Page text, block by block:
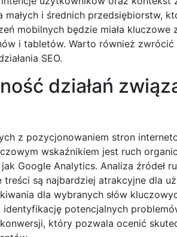
małych i średnich przedsiębiorstw,
mobilnych będzie miała
i tabletów. Warto również
SEO.
działań
z pozycjonowaniem stron
wskaźnikiem jest ruch
Google Analytics. Analiza źródeł
są najbardziej atrakcyjne dla
dla wybranych słów
potencjalnych
który pozwala ocenić